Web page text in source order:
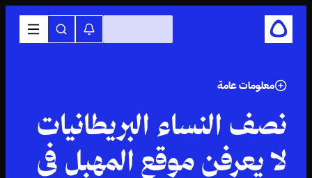
معلومات عامة
نصف النساء البريطانيات
لا يعرفن موقع المهبل في